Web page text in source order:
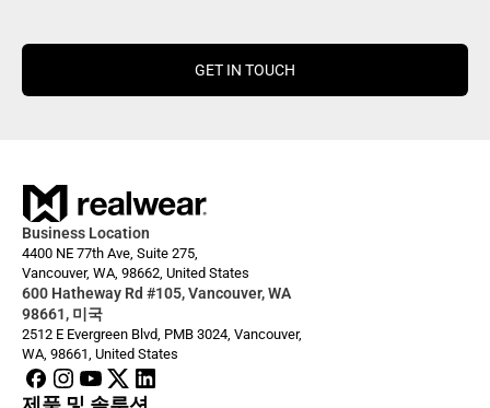
GET IN TOUCH
Business Location
4400 NE 77th Ave, Suite 275,
Vancouver, WA, 98662, United States
600 Hatheway Rd #105, Vancouver, WA
98661, 미국
2512 E Evergreen Blvd, PMB 3024, Vancouver,
WA, 98661, United States